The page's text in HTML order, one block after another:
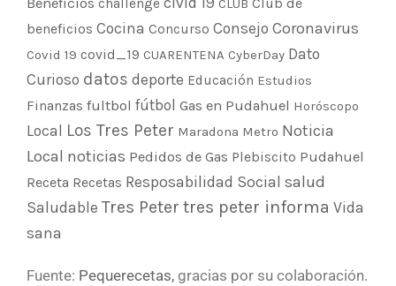
Beneficios challenge CLUB Club de
beneficios Cocina Concurso Consejo Coronavirus
Covid 19 covid_19 CUARENTENA CyberDay Dato
Curioso datos deporte Educación Estudios
Finanzas fultbol fútbol Gas en Pudahuel Horóscopo
Local Los Tres Peter Maradona Metro Noticia
Local noticias Pedidos de Gas Plebiscito Pudahuel
Receta Recetas Resposabilidad Social salud
Saludable Tres Peter tres peter informa Vida
sana
Fuente: Pequerecetas, gracias por su colaboración.